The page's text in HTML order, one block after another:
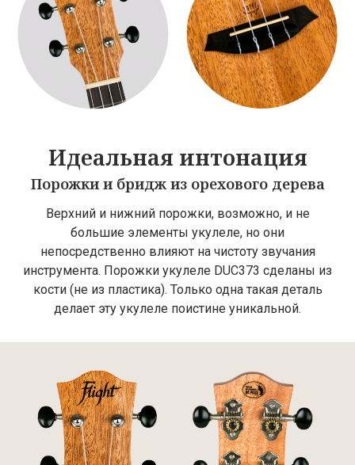
Идеальная интонация
Порожки и бридж из орехового дерева
Верхний и нижний порожки, возможно, и не
большие элементы укулеле, но они
непосредственно влияют на чистоту звучания
инструмента. Порожки укулеле DUC373 сделаны из
кости (не из пластика). Только одна такая деталь
делает эту укулеле поистине уникальной.